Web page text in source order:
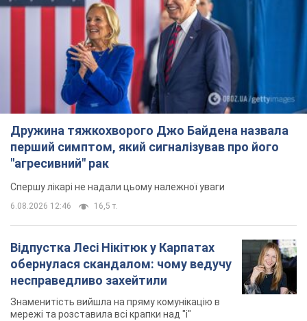
Дружина тяжкохворого Джо Байдена назвала
перший симптом, який сигналізував про його
"агресивний" рак
Спершу лікарі не надали цьому належної уваги
6.08.2026 12:46 16,5 т.
Відпустка Лесі Нікітюк у Карпатах
обернулася скандалом: чому ведучу
несправедливо захейтили
Знаменитість вийшла на пряму комунікацію в
мережі та розставила всі крапки над "і"